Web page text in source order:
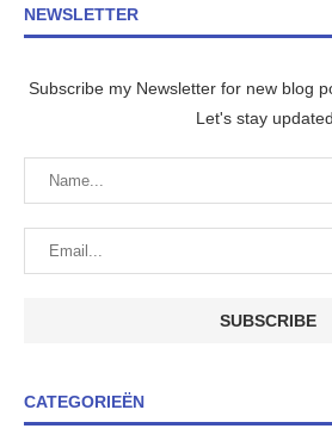
NEWSLETTER
Subscribe my Newsletter for new blog
Let's stay
CATEGORIEËN